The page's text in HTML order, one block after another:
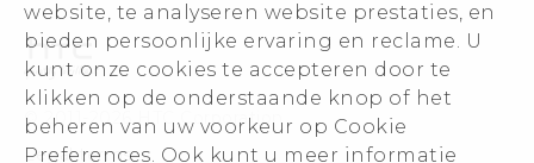
website, te analyseren website prestaties, en
bieden persoonlijke ervaring en reclame. U
kunt onze cookies te accepteren door te
klikken op de onderstaande knop of het
beheren van uw voorkeur op Cookie
Preferences. Ook kunt u meer informatie
Informatie over het bedrijf
Voor beleggers (engels)
Cookie Preferences
Vacatures
© 2011-2026 HTC Corporation
Legal terms